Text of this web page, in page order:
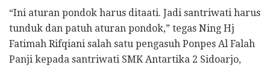
“Ini aturan pondok harus ditaati. Jadi santriwati harus
tunduk dan patuh aturan pondok,” tegas Ning Hj
Fatimah Rifqiani salah satu pengasuh Ponpes Al Falah
Panji kepada santriwati SMK Antartika 2 Sidoarjo,